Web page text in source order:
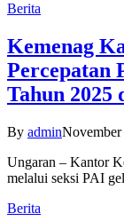
Berita
Kemenag
Percepatan
Tahun 2025
By admin
Ungaran – Kantor
melalui seksi PAI
Berita